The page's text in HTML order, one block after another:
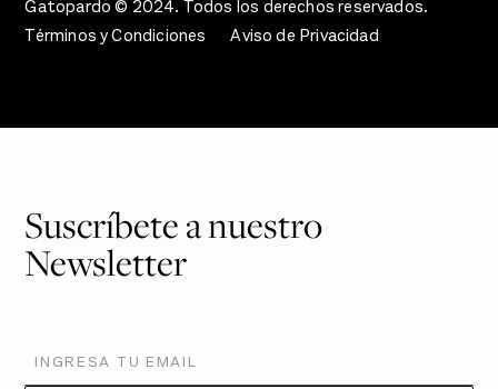
Gatopardo © 2024. Todos los derechos reservados.
Términos y Condiciones
Aviso de Privacidad
Suscríbete a nuestro
Newsletter